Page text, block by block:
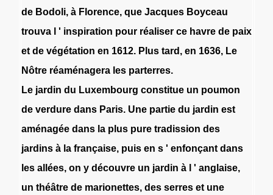
de Bodoli, à Florence, que Jacques Boyceau
trouva
' inspiration pour réaliser ce havre de paix
et de végétation en 1612. Plus tard , en 1636, Le
Nôtre réaménagera les parterres.
Le jardin du Luxembourg constitue un poumon
de verdure dans Paris. Une partie du jardin est
aménagée dans la plus pure tradission des
jardins à la française, puis en s ' enfonçant dans
les allées, on y découvre un jardin à ' anglaise,
un théâtre de marionettes, des serres et une